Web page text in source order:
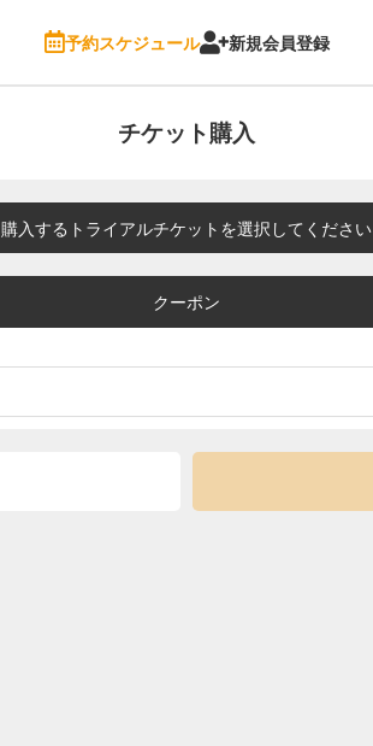
予約スケジュール 新規会員登録
チケット購入
購入するトライアルチケットを選択してください
クーポン